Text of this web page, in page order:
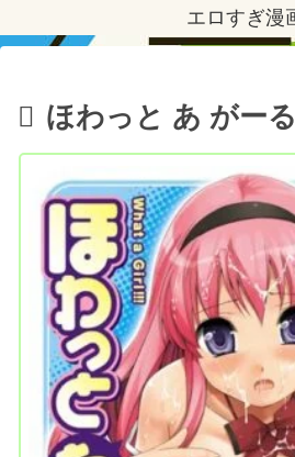
エロすぎ漫
ほわっと あ がー